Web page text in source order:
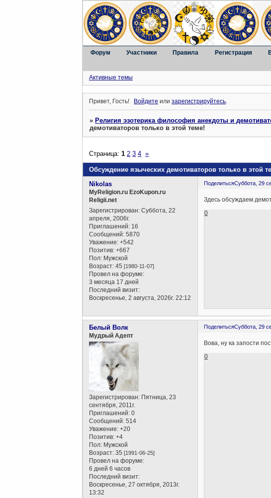
Форум Участники Правила Регистрация
Активные темы
Привет, Гость! Войдите илизарегистрируйтесь.
»Религия эзотерика философия анекдоты и
демотиваторов только в этой теме!
Обсуждение языческих демотиваторов только в этой
Страница:1 2 3 4 »
ПоделитьсяСуббота, 29
Nikolas
MyReligion.ru EzoKupon.ru
Religii.net
Зарегистрирован: Суббота, 22
апреля, 2006г.
Приглашений: 16
Сообщений: 5870
Уважение: +542
Позитив: +667
Пол: Мужской
Возраст: 45[1980-11-07]
Провел на форуме:
3 месяца 17 дней
Последний визит:
Воскресенье, 2 августа, 2026г. 22:12
Здесь обсуждаем
0
ПоделитьсяСуббота, 29
Белый Волк
Мудрый Адепт
Зарегистрирован: Пятница, 23
сентября, 2011г.
Приглашений: 0
Сообщений: 514
Уважение: +20
Позитив: +4
Пол: Мужской
Возраст: 35[1991-06-25]
Провел на форуме:
6 дней 6 часов
Последний визит:
Воскресенье, 27 октября, 2013г.
13:32
Вова, ну ка запости
0